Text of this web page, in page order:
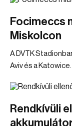
Focimeccs
Miskolcon
A DVTK
Aviv és a Katowice.
Rendkívüli